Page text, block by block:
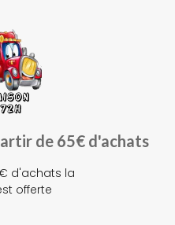
de 65€ d'achats
d'achats la
offerte